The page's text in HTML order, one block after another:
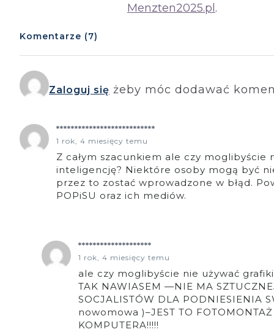
Menzten2025.pl.
Komentarze (7)
Zaloguj się żeby móc dodawać
***************************
1 rok, 4 miesięcy temu
Z całym szacunkiem ale czy
inteligencję? Niektóre osoby mogą być
przez to zostać wprowadzone w błąd.
POPiSU oraz ich mediów.
********************
1 rok, 4 miesięcy temu
ale czy moglibyście nie używać
TAK NAWIASEM —NIE MA
SOCJALISTÓW DLA PODNIESIENIA
nowomowa )–JEST TO
KOMPUTERA!!!!!